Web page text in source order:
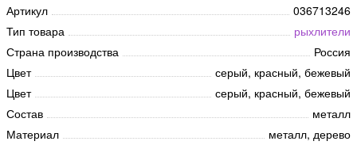
Артикул
036713246
Тип товара
рыхлители
Страна производства
Россия
Цвет
серый, красный, бежевый
Цвет
серый, красный, бежевый
Состав
металл
Материал
металл, дерево